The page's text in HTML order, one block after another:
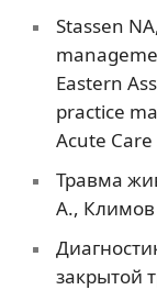
Stassen
Eastern
practice
Acute Care
Травма
А., Климов
закрытой